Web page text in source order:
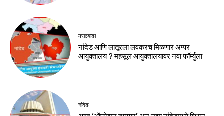
मराठवाडा
नांदेड आणि लातूरला लवकरच मिळणार अप्पर
आयुक्तालय ? महसूल आयुक्तालयावर नवा फॉर्म्युला
नांदेड